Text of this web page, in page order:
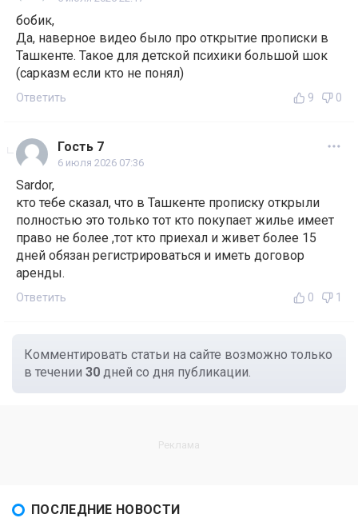
бобик,
Да, наверное видео было про открытие прописки в
Ташкенте. Такое для детской психики большой шок
(сарказм если кто не понял)
Ответить 9 0
Гость 7
6 июля 2026 07:36
Sardor,
кто тебе сказал, что в Ташкенте прописку открыли
полностью это только тот кто покупает жилье имеет
право не более ,тот кто приехал и живет более 15
дней обязан регистрироваться и иметь договор
аренды.
Ответить 0 1
Комментировать статьи на сайте возможно только
в течении 30 дней со дня публикации.
ПОСЛЕДНИЕ НОВОСТИ